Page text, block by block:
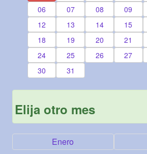
06
07 08 09
12
13 14 15
18
19 20 21
24
25 26 27
30
31
Elija otro mes
Enero